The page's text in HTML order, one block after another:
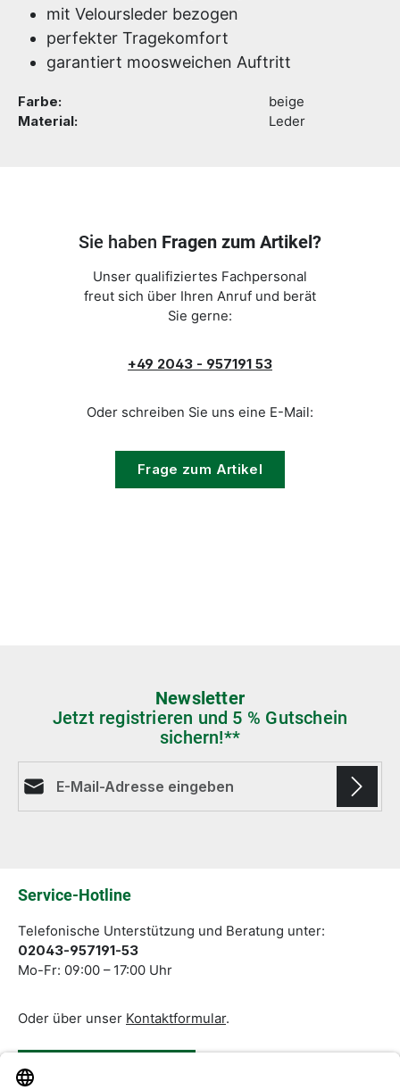
mit Veloursleder bezogen
perfekter Tragekomfort
garantiert moosweichen Auftritt
Farbe:
beige
Material:
Leder
Sie haben Fragen zum Artikel?
Unser qualifiziertes Fachpersonal
freut sich über Ihren Anruf und berät
Sie gerne:
+49 2043 - 957191 53
Oder schreiben Sie uns eine E-Mail:
Frage zum Artikel
Newsletter
Jetzt registrieren und 5 % Gutschein
sichern!**
Service-Hotline
Telefonische Unterstützung und Beratung unter:
02043-957191-53
Mo-Fr: 09:00 – 17:00 Uhr
Oder über unser Kontaktformular.